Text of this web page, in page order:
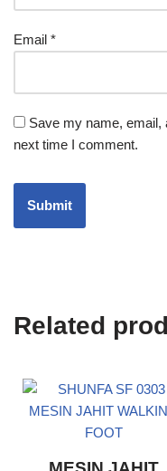
Email *
Save my name, email,
next time I comment.
Related